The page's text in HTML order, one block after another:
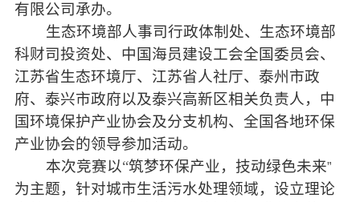
有限公司承办。
生态环境部人事司行政体制处、生态环境部
科财司投资处、中国海员建设工会全国委员会、
江苏省生态环境厅、江苏省人社厅、泰州市政
府、泰兴市政府以及泰兴高新区相关负责人，中
国环境保护产业协会及分支机构、全国各地环保
产业协会的领导参加活动。
本次竞赛以“筑梦环保产业，技动绿色未来”
为主题，针对城市生活污水处理领域，设立理论